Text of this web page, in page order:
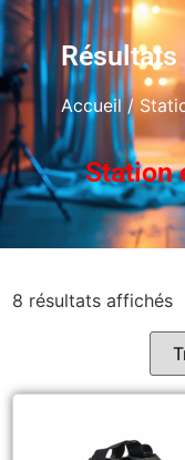
Résultats
Accueil/
Station
8 résultats affichés